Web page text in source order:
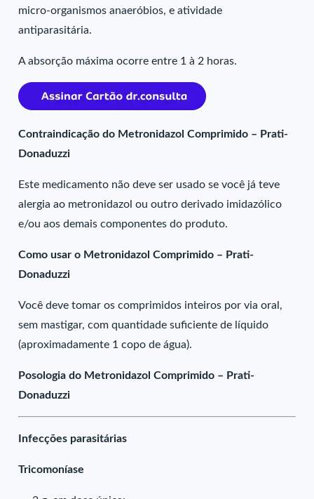
micro-organismos anaeróbios, e atividade
antiparasitária.
A absorção máxima ocorre entre 1 à 2 horas.
Contraindicação do Metronidazol Comprimido – Prati-
Donaduzzi
Este medicamento não deve ser usado se você já teve
alergia ao metronidazol ou outro derivado imidazólico
e/ou aos demais componentes do produto.
Como usar o Metronidazol Comprimido – Prati-
Donaduzzi
Você deve tomar os comprimidos inteiros por via oral,
sem mastigar, com quantidade suficiente de líquido
(aproximadamente 1 copo de água).
Posologia do Metronidazol Comprimido – Prati-
Donaduzzi
Infecções parasitárias
Tricomoníase